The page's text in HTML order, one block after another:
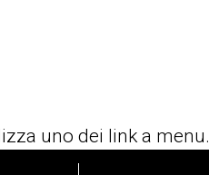
uno dei link a menu.